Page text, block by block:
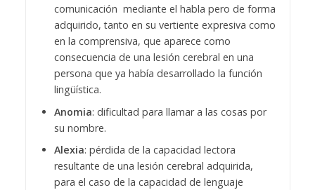
comunicación mediante el habla pero de forma
adquirido, tanto en su vertiente expresiva como
en la comprensiva, que aparece como
consecuencia de una lesión cerebral en una
persona que ya había desarrollado la función
lingüística.
Anomia: dificultad para llamar a las cosas por
su nombre.
Alexia: pérdida de la capacidad lectora
resultante de una lesión cerebral adquirida,
para el caso de la capacidad de lenguaje